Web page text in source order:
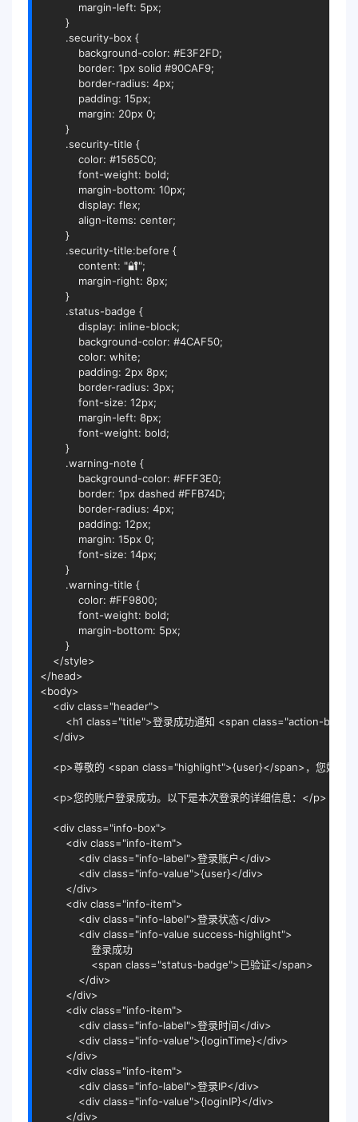
            margin-left: 5px;
        }
        .security-box {
            background-color: #E3F2FD;
            border: 1px solid #90CAF9;
            border-radius: 4px;
            padding: 15px;
            margin: 20px 0;
        }
        .security-title {
            color: #1565C0;
            font-weight: bold;
            margin-bottom: 10px;
            display: flex;
            align-items: center;
        }
        .security-title:before {
            content: "🔐";
            margin-right: 8px;
        }
        .status-badge {
            display: inline-block;
            background-color: #4CAF50;
            color: white;
            padding: 2px 8px;
            border-radius: 3px;
            font-size: 12px;
            margin-left: 8px;
            font-weight: bold;
        }
        .warning-note {
            background-color: #FFF3E0;
            border: 1px dashed #FFB74D;
            border-radius: 4px;
            padding: 12px;
            margin: 15px 0;
            font-size: 14px;
        }
        .warning-title {
            color: #FF9800;
            font-weight: bold;
            margin-bottom: 5px;
        }
</style>
</head>
<body>
<div class="header">
<h1 class="title">登录成功通知 <span class="action-badge"
</div>
<p>尊敬的 <span class="highlight">{user}</span>，您好！
<p>您的账户登录成功。以下是本次登录的详细信息： </p>
<div class="info-box">
<div class="info-item">
<div class="info-label">登录账户</div>
<div class="info-value">{user}</div>
</div>
<div class="info-item">
<div class="info-label">登录状态</div>
<div class="info-value success-highlight">
                登录成功
<span class="status-badge">已验证</span>
</div>
</div>
<div class="info-item">
<div class="info-label">登录时间</div>
<div class="info-value">{loginTime}</div>
</div>
<div class="info-item">
<div class="info-label">登录IP</div>
<div class="info-value">{loginIP}</div>
</div>